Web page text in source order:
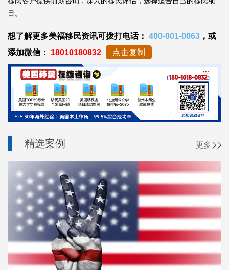
目。
想了解更多美福移民资讯可拨打电话： 400-001-0063 ，或
添加微信： 18010180832 点击复制
精选案例 更多